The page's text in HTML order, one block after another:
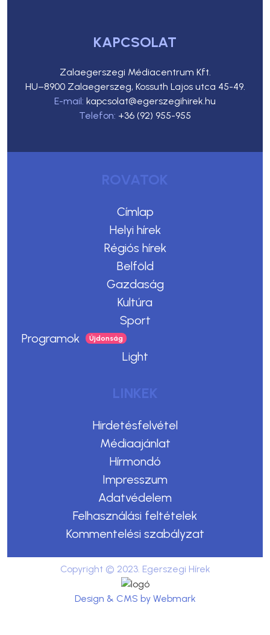
KAPCSOLAT
Zalaegerszegi Médiacentrum Kft.
HU–8900 Zalaegerszeg, Kossuth Lajos utca 45-49.
E-mail: kapcsolat@egerszegihirek.hu
Telefon: +36 (92) 955-955
ROVATOK
Címlap
Helyi hírek
Régiós hírek
Belföld
Gazdaság
Kultúra
Sport
Programok
Light
LINKEK
Hirdetésfelvétel
Médiaajánlat
Hírmondó
Impresszum
Adatvédelem
Felhasználási feltételek
Kommentelési szabályzat
Copyright © 2023. Egerszegi Hírek
Design & CMS by Webmark